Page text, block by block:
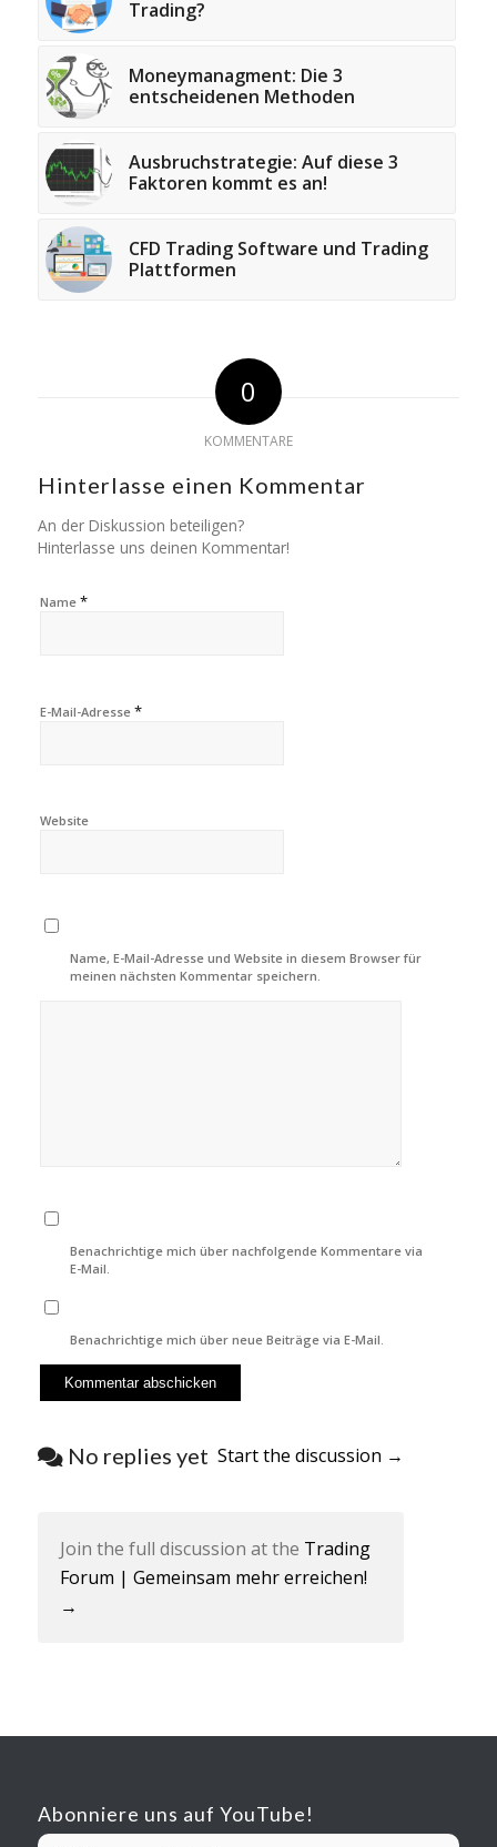
Trading?
Moneymanagment: Die 3
entscheidenen Methoden
Ausbruchstrategie: Auf diese 3
Faktoren kommt es an!
CFD Trading Software und Trading
Plattformen
0
KOMMENTARE
Hinterlasse einen Kommentar
An der Diskussion beteiligen?
Hinterlasse uns deinen Kommentar!
Name *
E-Mail-Adresse *
Website
Name, E-Mail-Adresse und Website in diesem Browser für
meinen nächsten Kommentar speichern.
Benachrichtige mich über nachfolgende Kommentare via
E-Mail.
Benachrichtige mich über neue Beiträge via E-Mail.
No replies yet Start the discussion →
Join the full discussion at the Trading
Forum | Gemeinsam mehr erreichen! ‍‍‍‍‍
→
Abonniere uns auf YouTube!